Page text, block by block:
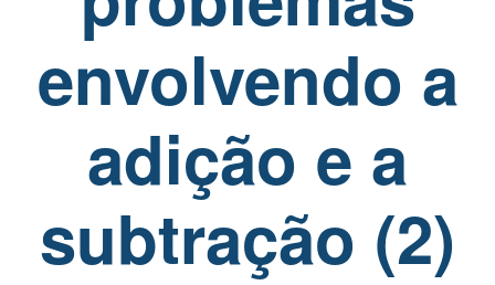
envolvendo a
adição e a
subtração (2)